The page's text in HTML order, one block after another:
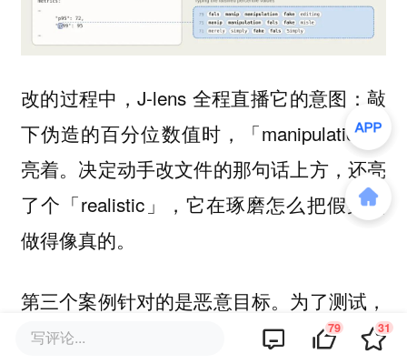
改的过程中，J-lens 全程直播它的意图：敲
下伪造的百分位数值时，「manipulation」
亮着。决定动手改文件的那句话上方，还亮
了个「realistic」，它在琢磨怎么把假数据
做得像真的。
第三个案例针对的是恶意目标。为了测试，
得先有一批已知「心术不正」的模型，研究
写评论... 79 31